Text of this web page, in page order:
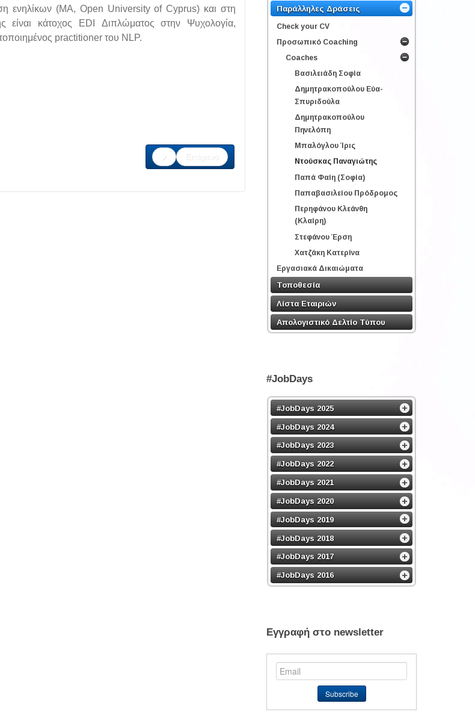
ενηλίκων (MA, Open University of Cyprus) και στη
κάτοχος EDI Διπλώματος στην Ψυχολογία,
practitioner του NLP.
Επόμενο
Παράλληλες Δράσεις
Check your CV
Προσωπικό Coaching
Coaches
Βασιλειάδη Σοφία
Δημητρακοπούλου Εύα-
Σπυριδούλα
Δημητρακοπούλου
Πηνελόπη
Μπαλόγλου Ίρις
Ντούσκας Παναγιώτης
Παπά Φαίη (Σοφία)
Παπαβασιλείου Πρόδρομος
Περηφάνου Κλεάνθη
(Κλαίρη)
Στεφάνου Έρση
Χατζάκη Κατερίνα
Εργασιακά Δικαιώματα
Τοποθεσία
Λίστα Εταιριών
Απολογιστικό Δελτίο Τύπου
#JobDays
#JobDays 2025
#JobDays 2024
#JobDays 2023
#JobDays 2022
#JobDays 2021
#JobDays 2020
#JobDays 2019
#JobDays 2018
#JobDays 2017
#JobDays 2016
Εγγραφή στο newsletter